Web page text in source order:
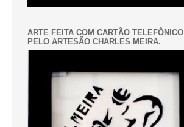
ARTE FEITA COM CARTÃO TELEFÔNICO
PELO ARTESÃO CHARLES MEIRA.